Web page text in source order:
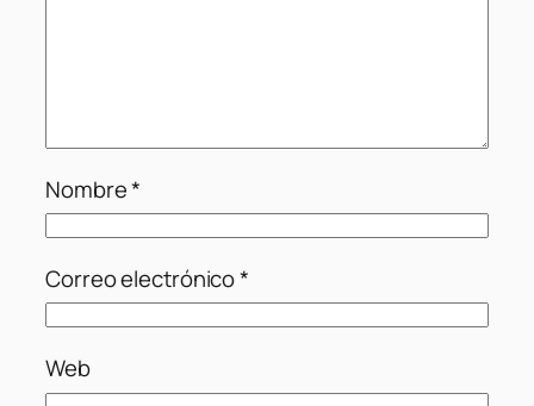
Nombre*
Correo electrónico*
Web